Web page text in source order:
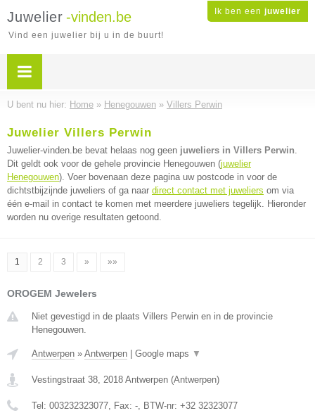
Ik ben een juwelier
Juwelier -vinden.be
Vind een juwelier bij u in de buurt!
U bent nu hier: Home » Henegouwen » Villers Perwin
Juwelier Villers Perwin
Juwelier-vinden.be bevat helaas nog geen juweliers in Villers Perwin.
Dit geldt ook voor de gehele provincie Henegouwen (juwelier
Henegouwen). Voer bovenaan deze pagina uw postcode in voor de
dichtstbijzijnde juweliers of ga naar direct contact met juweliers om via
één e-mail in contact te komen met meerdere juweliers tegelijk. Hieronder
worden nu overige resultaten getoond.
1 2 3 » »»
OROGEM Jewelers
Niet gevestigd in de plaats Villers Perwin en in de provincie
Henegouwen.
Antwerpen » Antwerpen Google maps ▼
Vestingstraat 38, 2018 Antwerpen (Antwerpen)
Tel: 003232323077, Fax: -, BTW-nr: +32 32323077